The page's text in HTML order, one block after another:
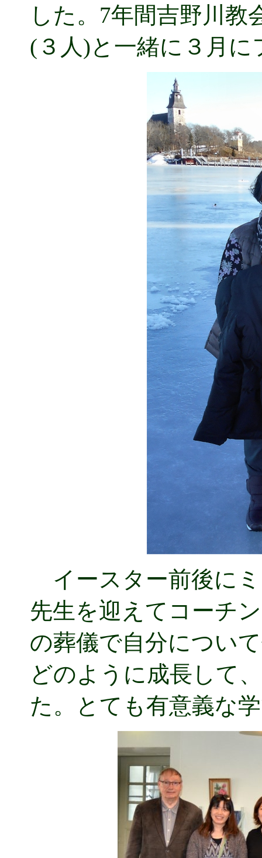
した。7年間吉野川
(３人)と一緒に３月
イースター前後に
先生を迎えてコーチ
の葬儀で自分につい
どのように成長して
た。とても有意義な